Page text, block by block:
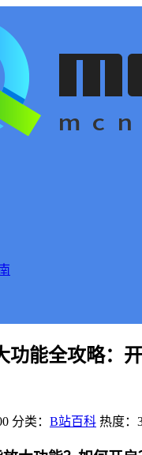
功能全攻略：
分类： B站百科 热度：